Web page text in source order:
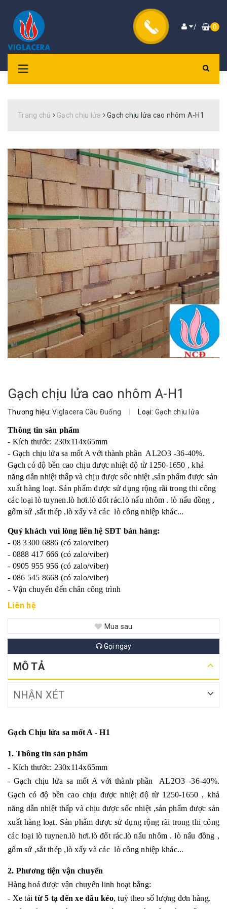
/ 0
Trang chủ Gạch chịu lửa Gạch chịu lửa cao nhôm A-H1
Gạch chịu lửa cao nhôm A-H1
Thương hiệu:Viglacera Cầu Đuống Loại: Gạch chịu lửa
Thông tin sản phẩm
- Kích thước: 230x114x65mm
- Gạch chịu lửa sa mốt A với thành phần AL2O3 -36-40%.
Gạch có độ bền cao chịu được nhiệt độ từ 1250-1650 , khả
năng dẫn nhiệt thấp và chịu được sốc nhiệt ,sản phẩm được sản
xuất hàng loạt. Sản phẩm được sử dụng rộng rãi trong thi công
các loại lò tuynen.lò hơi.lò đốt rác.lò nấu nhôm . lò nấu đồng ,
gốm sứ ,sắt thép ,lò xấy và các lò công nhiệp khác...
Quý khách vui lòng liên hệ SĐT bán hàng:
- 08 3300 6886 (có zalo/viber)
- 0888 417 666 (có zalo/viber)
- 0905 955 956 (có zalo/viber)
- 086 545 8668 (có zalo/viber)
- Vận chuyển đến chân công trình
Liên hệ
Mua sau
Gọi ngay
MÔ TẢ
NHẬN XÉT
Gạch Chịu lửa sa mốt A - H1
1. Thông tin sản phẩm
- Kích thước: 230x114x65mm
- Gạch chịu lửa sa mốt A với thành phần AL2O3 -36-40%.
Gạch có độ bền cao chịu được nhiệt độ từ 1250-1650 , khả
năng dẫn nhiệt thấp và chịu được sốc nhiệt ,sản phẩm được sản
xuất hàng loạt. Sản phẩm được sử dụng rộng rãi trong thi công
các loại lò tuynen.lò hơi.lò đốt rác.lò nấu nhôm . lò nấu đồng ,
gốm sứ ,sắt thép ,lò xấy và các lò công nhiệp khác...
2. Phương tiện vận chuyển
Hàng hoá được vận chuyển linh hoạt bằng:
- Xe tảitừ 5 tạ đến xe đầu kéo, tuỳ theo số lượng đơn hàng.